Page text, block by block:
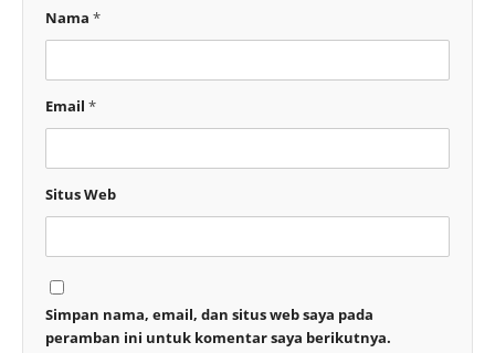
Nama *
Email *
Situs Web
Simpan nama, email, dan situs web saya pada
peramban ini untuk komentar saya berikutnya.